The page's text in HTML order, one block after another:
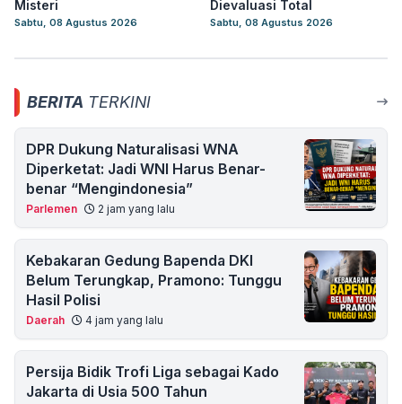
Misteri
Sabtu, 08 Agustus 2026
Dievaluasi Total
Sabtu, 08 Agustus 2026
BERITA TERKINI
DPR Dukung Naturalisasi WNA
Diperketat: Jadi WNI Harus Benar-
benar “Mengindonesia”
Parlemen 2 jam yang lalu
Kebakaran Gedung Bapenda DKI
Belum Terungkap, Pramono: Tunggu
Hasil Polisi
Daerah 4 jam yang lalu
Persija Bidik Trofi Liga sebagai Kado
Jakarta di Usia 500 Tahun